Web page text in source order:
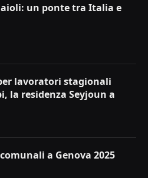
un ponte tra Italia e
lavoratori stagionali
la residenza Seyjoun a
a Genova 2025